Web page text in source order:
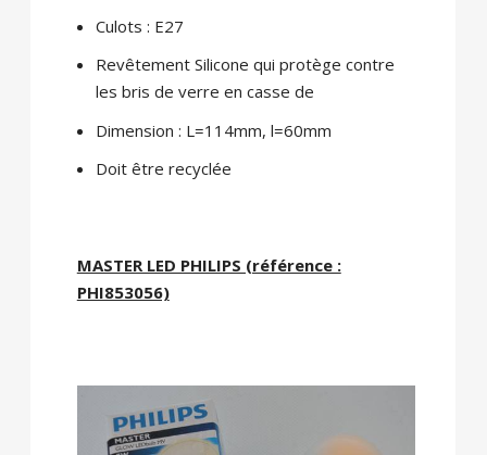
Culots : E27
Revêtement Silicone qui protège contre
les bris de verre en casse de
Dimension : L=114mm, l=60mm
Doit être recyclée
MASTER LED PHILIPS (référence :
PHI853056)